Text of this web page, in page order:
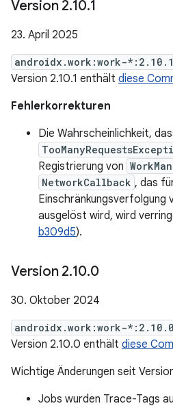
Version 2.10.1
23. April 2025
androidx.work:work-*:2.10.1
Version 2.10.1 enthält diese
Fehlerkorrekturen
Die Wahrscheinlichkeit,
Registrierung von
NetworkCallback , das
Einschränkungsverfolgung
ausgelöst wird, wird
b309d5).
Version 2.10.0
30. Oktober 2024
androidx.work:work-*:2.10.0
Version 2.10.0 enthält diese
Wichtige Änderungen seit
Jobs wurden Trace-Tags